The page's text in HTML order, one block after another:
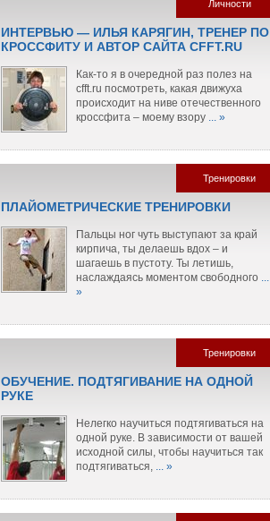
Личности
ИНТЕРВЬЮ — ИЛЬЯ КАРЯГИН, ТРЕНЕР ПО
КРОССФИТУ И АВТОР САЙТА CFFT.RU
Как-то я в очередной раз полез на
cfft.ru посмотреть, какая движуха
происходит на ниве отечественного
кроссфита – моему взору ... »
Тренировки
ПЛАЙОМЕТРИЧЕСКИЕ ТРЕНИРОВКИ
Пальцы ног чуть выступают за край
кирпича, ты делаешь вдох – и
шагаешь в пустоту. Ты летишь,
наслаждаясь моментом свободного ...
»
Тренировки
ОБУЧЕНИЕ. ПОДТЯГИВАНИЕ НА ОДНОЙ
РУКЕ
Нелегко научиться подтягиваться на
одной руке. В зависимости от вашей
исходной силы, чтобы научиться так
подтягиваться, ... »